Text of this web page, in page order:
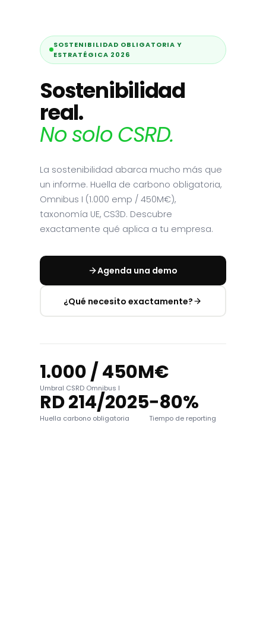
SOSTENIBILIDAD OBLIGATORIA Y
ESTRATÉGICA 2026
Sostenibilidad
real.
No solo CSRD.
La sostenibilidad abarca mucho más que
un informe. Huella de carbono obligatoria,
Omnibus I (1.000 emp / 450M€),
taxonomía UE, CS3D. Descubre
exactamente qué aplica a tu empresa.
Agenda una demo
¿Qué necesito exactamente?
1.000 / 450M€
Umbral CSRD Omnibus I
RD 214/2025
Huella carbono obligatoria
−80%
Tiempo de reporting